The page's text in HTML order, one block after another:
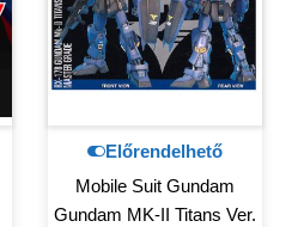
Előrendelhető
Mobile Suit Gundam
Gundam MK-II Titans Ver.